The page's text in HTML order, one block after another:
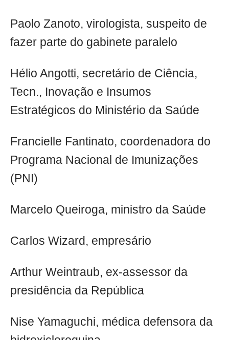
Paolo Zanoto, virologista, suspeito de
fazer parte do gabinete paralelo
Hélio Angotti, secretário de Ciência,
Tecn., Inovação e Insumos
Estratégicos do Ministério da Saúde
Francielle Fantinato, coordenadora do
Programa Nacional de Imunizações
(PNI)
Marcelo Queiroga, ministro da Saúde
Carlos Wizard, empresário
Arthur Weintraub, ex-assessor da
presidência da República
Nise Yamaguchi, médica defensora da